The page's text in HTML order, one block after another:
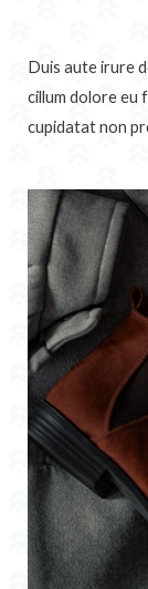
Duis aute irure
cillum dolore eu
cupidatat non